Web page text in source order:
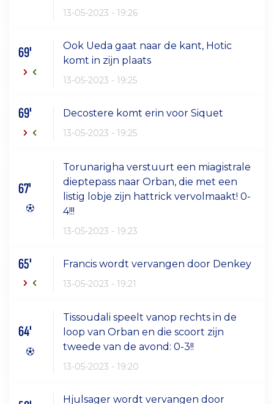
13-05-2023 - 19:26
69'
Ook Ueda gaat naar de kant, Hotic
komt in zijn plaats
13-05-2023 - 19:25
69' Decostere komt erin voor Siquet
13-05-2023 - 19:25
67'
Torunarigha verstuurt een miagistrale
dieptepass naar Orban, die met een
listig lobje zijn hattrick vervolmaakt! 0-
4!!!
13-05-2023 - 19:23
65' Francis wordt vervangen door Denkey
13-05-2023 - 19:21
64'
Tissoudali speelt vanop rechts in de
loop van Orban en die scoort zijn
tweede van de avond: 0-3!!
13-05-2023 - 19:20
Hjulsager wordt vervangen door